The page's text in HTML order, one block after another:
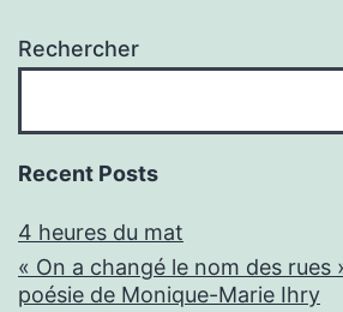
Rechercher
Recent Posts
4 heures du mat
« On a changé le nom des rues
poésie de Monique-Marie Ihry